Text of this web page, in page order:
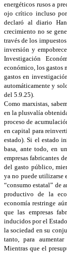
energéticos rusos a
ojo crítico incluso por
declaró al diario
crecimiento no se
través de los
inversión y
Investigación
económico, los gastos
gastos en
automáticamente y
del 5.9.25).
Como marxistas,
en la plusvalía
proceso de
en capital para
estado). Si el estado
basa, ante todo, en
empresas fabricantes
del gasto público,
ya no puede utilizarse
“consumo estatal” de
productivo de la
economía restringe
que las empresas
inducidos por el
la sociedad en su
tanto, para
Mientras que el